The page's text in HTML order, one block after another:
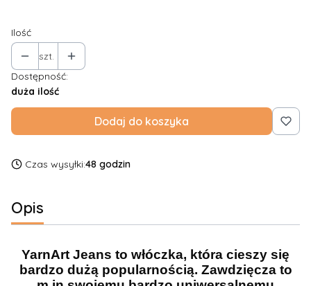
Ilość
szt.
Dostępność:
duża ilość
Dodaj do koszyka
Czas wysyłki:48 godzin
Opis
YarnArt Jeans to włóczka, która cieszy się
bardzo dużą popularnością. Zawdzięcza to